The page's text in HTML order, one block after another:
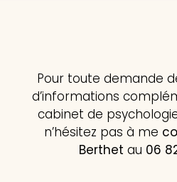
Pour toute demande
d’informations
cabinet de
n’hésitez pas à me
Berthet au 06